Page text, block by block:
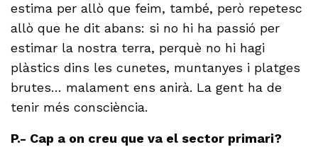
estima per allò que feim, també, però repetesc
allò que he dit abans: si no hi ha passió per
estimar la nostra terra, perquè no hi hagi
plàstics dins les cunetes, muntanyes i platges
brutes… malament ens anirà. La gent ha de
tenir més consciència.
P.- Cap a on creu que va el sector primari?